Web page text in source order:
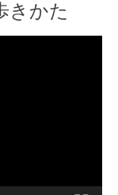
きかた